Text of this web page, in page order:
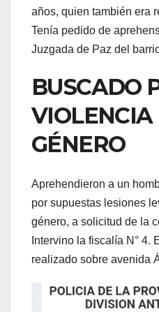
años, quien también era
Tenía pedido de
Juzgada de Paz del
BUSCADO
VIOLENCIA
GÉNERO
Aprehendieron a un
por supuestas lesiones
género, a solicitud de la
Intervino la fiscalía N° 4.
realizado sobre avenida